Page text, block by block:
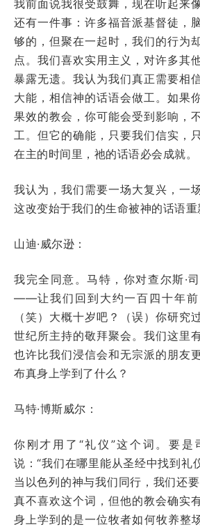
我前面说我很受鼓舞，现在听起来
还有一件事：许多福音派基督徒，
够的，但聚在一起时，我们的行为
点。我们喜欢实用主义，对许多其
暴露无遗。我认为我们真正需要相
大能，相信神的话语会做工。如果
果效的教会，你可能会受到影响，
工。但它的确能，只要我们信实，
在主的时间里，祂的话语必会成就。
我认为，我们需要一场大复兴，一
这改变始于我们的生命被神的话语重
山迪·威尔逊：
我完全同意。马特，你对查尔斯·
——让我们回到大约一百四十年前
（笑）大概十岁吧？（误）你研究
世纪所主持的敬拜聚会。我们这里
也许比我们浸信会和无宗派的朋友
布真身上学到了什么？
马特·博斯威尔：
你刚才用了“礼仪”这个词。要是
说：“我们在哪里能从圣经中找到礼
当以色列的神与我们同行，我们还
真不喜欢这个词，但他的教会确实
身上学到的是一位牧者如何牧养